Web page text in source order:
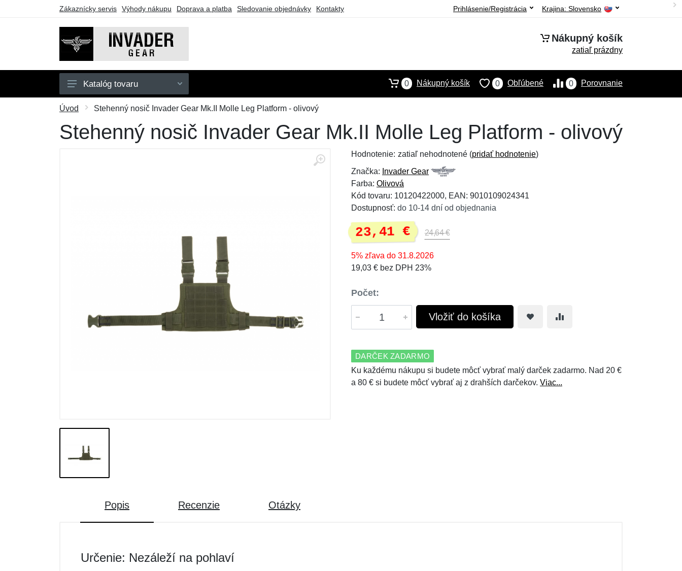
Zákaznícky servis Výhody nákupu Doprava a platba Sledovanie objednávky Kontakty Krajina: Slovensko
Prihlásenie/Registrácia
Nákupný košík
zatiaľ prázdny
Pánske
Doplnky
Katalóg tovaru 0 Porovnanie
0 Obľúbené
0 Nákupný košík
Úvod Stehenný nosič Invader Gear Mk.II Molle Leg Platform - olivový
Stehenný nosič Invader Gear Mk.II Molle Leg Platform - olivový
Hodnotenie: zatiaľ nehodnotené (pridať hodnotenie)
Značka: Invader Gear
Farba: Olivová
Kód tovaru: 10120422000, EAN: 9010109024341
Dostupnosť: do 10-14 dní od objednania
23,41 € 24,64 €
5% zľava do 31.8.2026
19,03 € bez DPH 23%
Počet:
Vložiť do košíka
DARČEK ZADARMO
Ku každému nákupu si budete môcť vybrať malý darček zadarmo. Nad 20 €
a 80 € si budete môcť vybrať aj z drahších darčekov. Viac...
Popis Recenzie Otázky
Určenie: Nezáleží na pohlaví